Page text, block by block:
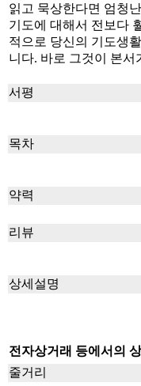
읽고 묵상한다면 엄청
기도에 대해서 전보다
적으로 당신의 기도생
니다. 바로 그것이 본서
서평
목차
약력
리뷰
상세설명
전자상거래 등에서의
줄거리